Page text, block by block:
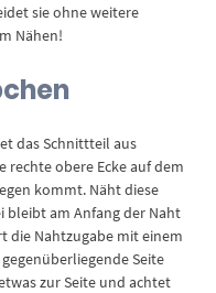
sie ohne weitere
Nähen!
das Schnittteil aus
rechte obere Ecke auf dem
kommt. Näht diese
bleibt am Anfang der Naht
die Nahtzugabe mit einem
Seite
zur Seite und achtet